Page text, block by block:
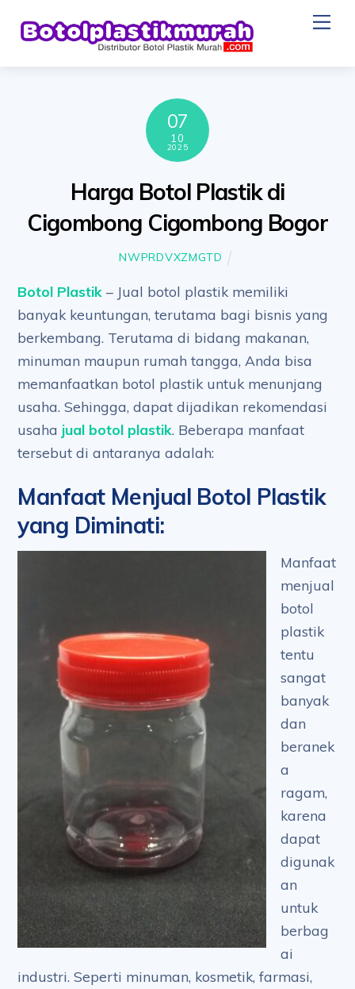
07
10
2025
Harga Botol Plastik di
Cigombong Cigombong Bogor
NWPRDVXZMGTD
Botol Plastik – Jual botol plastik memiliki
banyak keuntungan, terutama bagi bisnis yang
berkembang. Terutama di bidang makanan,
minuman maupun rumah tangga, Anda bisa
memanfaatkan botol plastik untuk menunjang
usaha. Sehingga, dapat dijadikan rekomendasi
usaha jual botol plastik. Beberapa manfaat
tersebut di antaranya adalah:
Manfaat Menjual Botol Plastik
yang Diminati:
Manfaat
menjual
botol
plastik
tentu
sangat
banyak
dan
beranek
a
ragam,
karena
dapat
digunak
an
untuk
berbag
ai
industri. Seperti minuman, kosmetik, farmasi,